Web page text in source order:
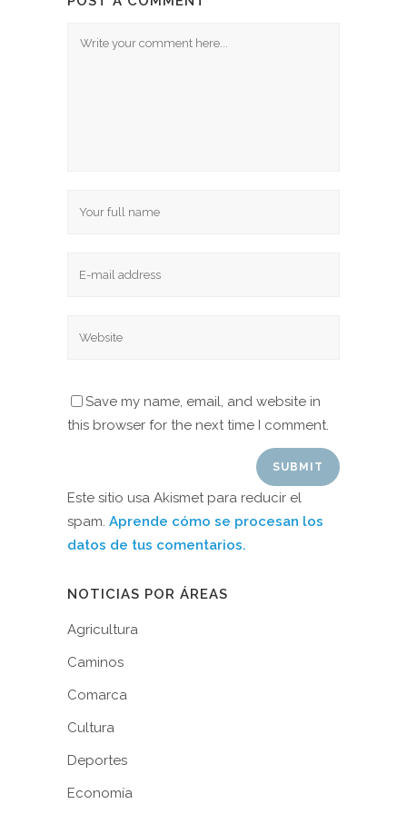
Save my name, email, and website in
this browser for the next time I comment.
Este sitio usa Akismet para reducir el
spam. Aprende cómo se procesan los
datos de tus comentarios.
NOTICIAS POR ÁREAS
Agricultura
Caminos
Comarca
Cultura
Deportes
Economía